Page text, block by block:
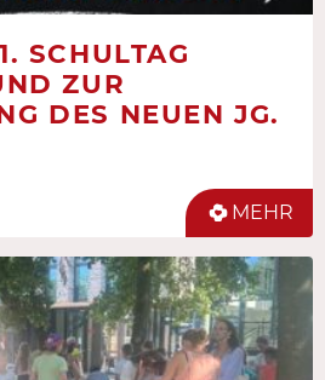
SCHULTAG
ZUR
DES NEUEN JG.
MEHR